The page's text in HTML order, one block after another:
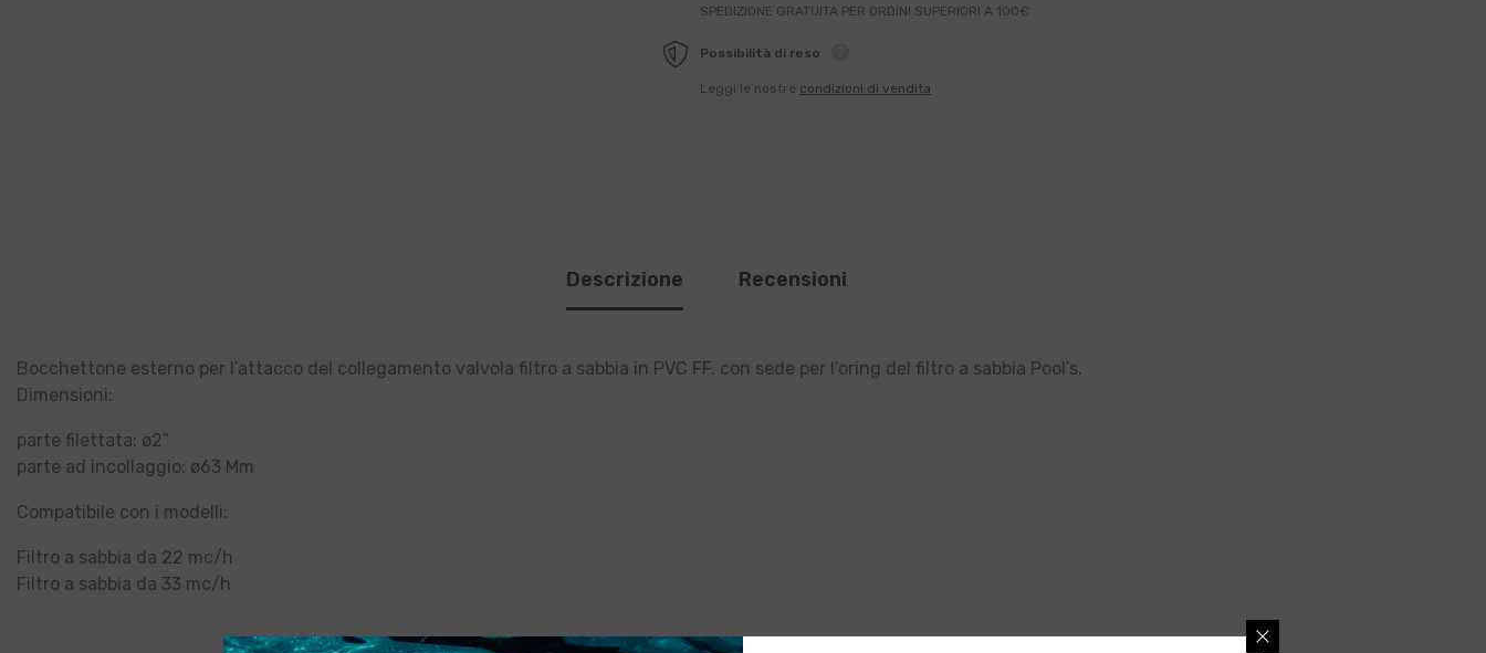
SPEDIZIONE GRATUITA PER ORDINI SUPERIORI A 100€
Possibilità di reso
Leggi le nostre condizioni di vendita
Descrizione Recensioni
Bocchettone esterno per l’attacco del collegamento valvola filtro a sabbia in PVC FF. con sede per l’oring del filtro a sabbia Pool’s.
Dimensioni:
parte filettata: ø2”
parte ad incollaggio: ø63 Mm
Compatibile con i modelli:
Filtro a sabbia da 22 mc/h
Filtro a sabbia da 33 mc/h